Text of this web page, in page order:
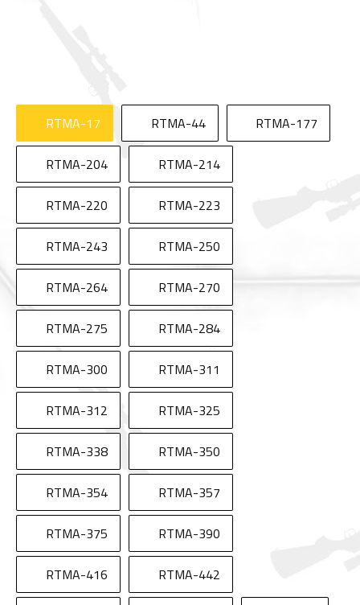
RTMA-17 RTMA-44 RTMA-177
RTMA-204 RTMA-214
RTMA-220 RTMA-223
RTMA-243 RTMA-250
RTMA-264 RTMA-270
RTMA-275 RTMA-284
RTMA-300 RTMA-311
RTMA-312 RTMA-325
RTMA-338 RTMA-350
RTMA-354 RTMA-357
RTMA-375 RTMA-390
RTMA-416 RTMA-442